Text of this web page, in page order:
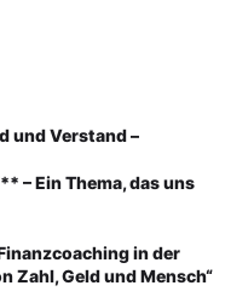
und Verstand –
– Ein Thema, das uns
in der
Zahl, Geld und Mensch“